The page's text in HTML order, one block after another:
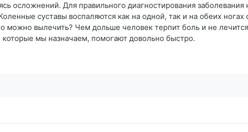
осложнений. Для правильного диагностирования
суставы воспаляются как на одной, так и на обеих ногах
можно вылечить? Чем дольше человек терпит боль и не
мы назначаем, помогают довольно быстро.